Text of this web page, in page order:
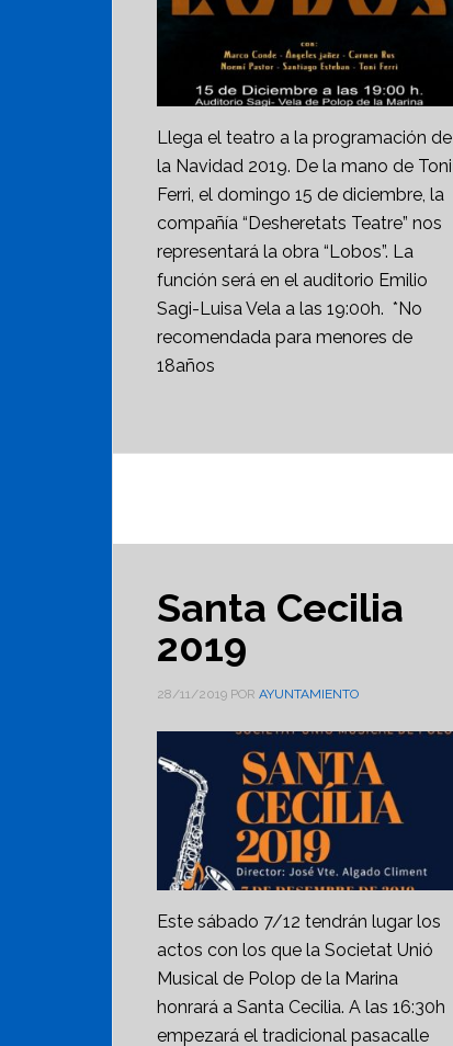
Llega el teatro a la programación de
la Navidad 2019. De la mano de Toni
Ferri, el domingo 15 de diciembre, la
compañía “Desheretats Teatre” nos
representará la obra “Lobos”. La
función será en el auditorio Emilio
Sagi-Luisa Vela a las 19:00h. *No
recomendada para menores de
18años
Santa Cecilia
2019
28/11/2019 POR AYUNTAMIENTO
Este sábado 7/12 tendrán lugar los
actos con los que la Societat Unió
Musical de Polop de la Marina
honrará a Santa Cecilia. A las 16:30h
empezará el tradicional pasacalle